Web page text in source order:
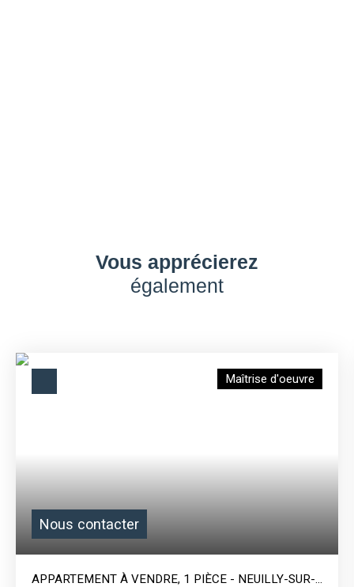
Vous apprécierez
également
Nous contacter
Maîtrise d'oeuvre
APPARTEMENT À VENDRE, 1 PIÈCE - NEUILLY-SUR-